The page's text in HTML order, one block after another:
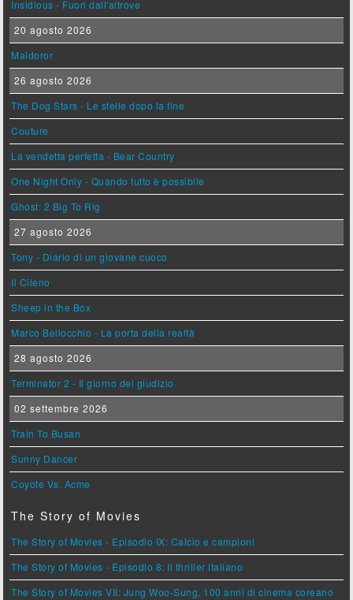
Insidious - Fuori dall'altrove
20 agosto 2026
Maldoror
26 agosto 2026
The Dog Stars - Le stelle dopo la fine
Couture
La vendetta perfetta - Bear Country
One Night Only - Quando tutto è possibile
Ghost: 2 Big To Rig
27 agosto 2026
Tony - Diario di un giovane cuoco
Il Cileno
Sheep in the Box
Marco Bellocchio - La porta della realtà
28 agosto 2026
Terminator 2 - Il giorno del giudizio
02 settembre 2026
Train To Busan
Sunny Dancer
Coyote Vs. Acme
The Story of Movies
The Story of Movies - Episodio IX: Calcio e campioni
The Story of Movies - Episodio 8: Il thriller italiano
The Story of Movies VII: Jung Woo-Sung, 100 anni di cinema coreano